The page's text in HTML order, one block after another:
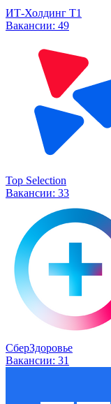
ИТ-Холдинг Т1
Вакансии: 49
Top Selection
Вакансии: 33
СберЗдоровье
Вакансии: 31